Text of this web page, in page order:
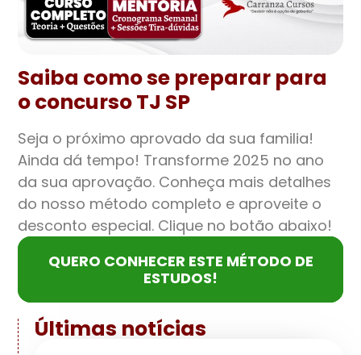
Saiba como se preparar para
o concurso TJ SP
Seja o próximo aprovado da sua familia!
Ainda dá tempo! Transforme 2025 no ano
da sua aprovação. Conheça mais detalhes
do nosso método completo e aproveite o
desconto especial. Clique no botão abaixo!
QUERO CONHECER ESTE MÉTODO DE
ESTUDOS!
Últimas notícias